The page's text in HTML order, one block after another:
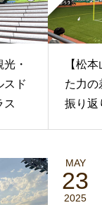
・
スド
ス
【松
た力の
振り返
MAY
23
2025